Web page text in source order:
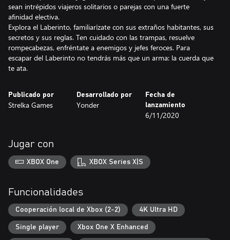
sean intrépidos viajeros solitarios o parejas con una fuerte
afinidad electiva.
Explora el Laberinto, familiarízate con sus extraños habitantes, sus
secretos y sus reglas. Ten cuidado con las trampas, resuelve
rompecabezas, enfréntate a enemigos y jefes feroces. Para
escapar del Laberinto no tendrás más que un arma: la cuerda que
te ata.
Publicado por
Strelka Games
Desarrollado por
Yonder
Fecha de
lanzamiento
6/11/2020
Jugar con
XBOX One XBOX Series X|S
Funcionalidades
Cooperación local de Xbox (2-2) 4K Ultra HD
Single player Xbox One X Enhanced